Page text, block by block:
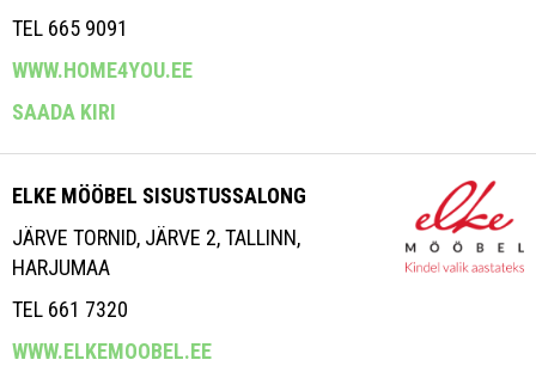
TEL 665 9091
WWW.HOME4YOU.EE
SAADA KIRI
ELKE MÖÖBEL SISUSTUSSALONG
JÄRVE TORNID, JÄRVE 2, TALLINN,
HARJUMAA
TEL 661 7320
WWW.ELKEMOOBEL.EE